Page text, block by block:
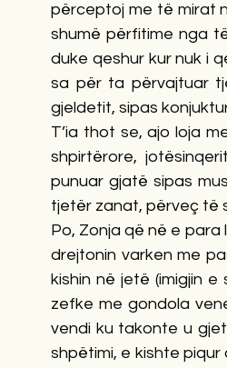
përceptoj me të mirat
shumë përfitime nga
duke qeshur kur nuk i
sa për ta përvajtuar
gjeldetit, sipas
T’ia thot se, ajo loja
shpirtërore,
punuar gjatë sipas
tjetër zanat, përveç të
Po, Zonja që në e
drejtonin varken me
kishin në jetë (imigjin
zefke me gondola
vendi ku takonte u
shpëtimi, e kishte